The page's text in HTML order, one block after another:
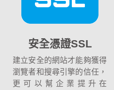
安全憑證SSL
建立安全的網站才能夠獲得
瀏覽者和搜尋引擎的信任，
更可以幫企業提升在